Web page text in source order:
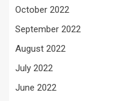
October 2022
September 2022
August 2022
July 2022
June 2022